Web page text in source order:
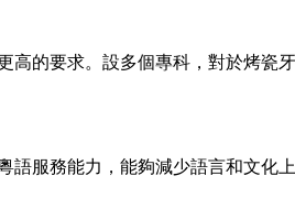
的要求。設多個專科，對於烤瓷
服務能力，能夠減少語言和文化